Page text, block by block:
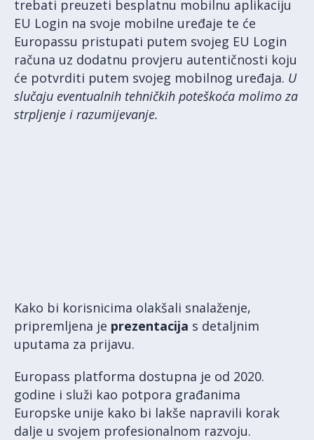
trebati preuzeti besplatnu mobilnu aplikaciju
EU Login na svoje mobilne uređaje te će
Europassu pristupati putem svojeg EU Login
računa uz dodatnu provjeru autentičnosti koju
će potvrditi putem svojeg mobilnog uređaja. U
slučaju eventualnih tehničkih poteškoća molimo za
strpljenje i razumijevanje.
Kako bi korisnicima olakšali snalaženje,
pripremljena je prezentacija s detaljnim
uputama za prijavu.
Europass platforma dostupna je od 2020.
godine i služi kao potpora građanima
Europske unije kako bi lakše napravili korak
dalje u svojem profesionalnom razvoju.